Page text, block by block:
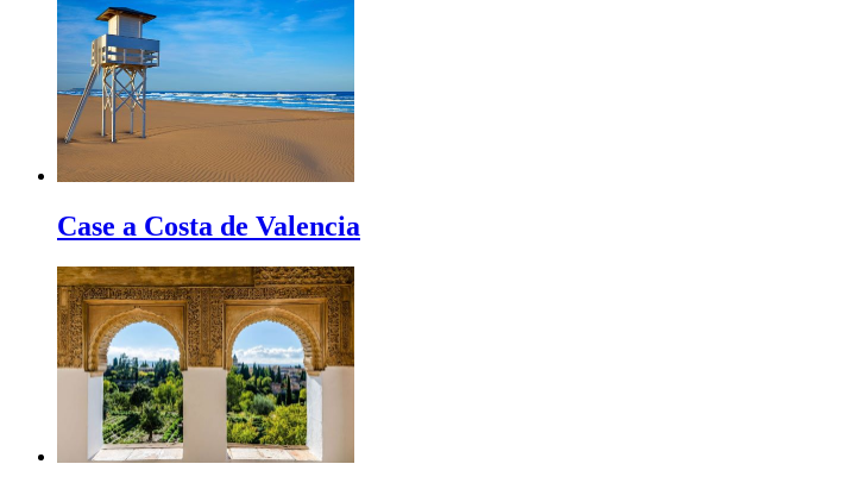
Case a Costa de Valencia